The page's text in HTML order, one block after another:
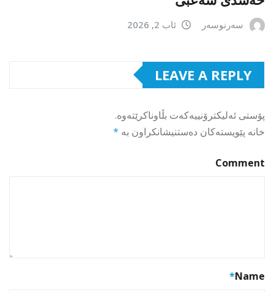
سەرنوسەر ئاب 2, 2026
LEAVE A REPLY
پۆستی ئەلیکترۆنییەکەت بڵاوناکرێتەوە.
خانە پێویستەکان دەستنیشانکراون بە *
Comment
Name
*